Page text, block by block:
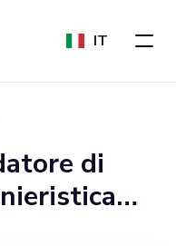
IT
di